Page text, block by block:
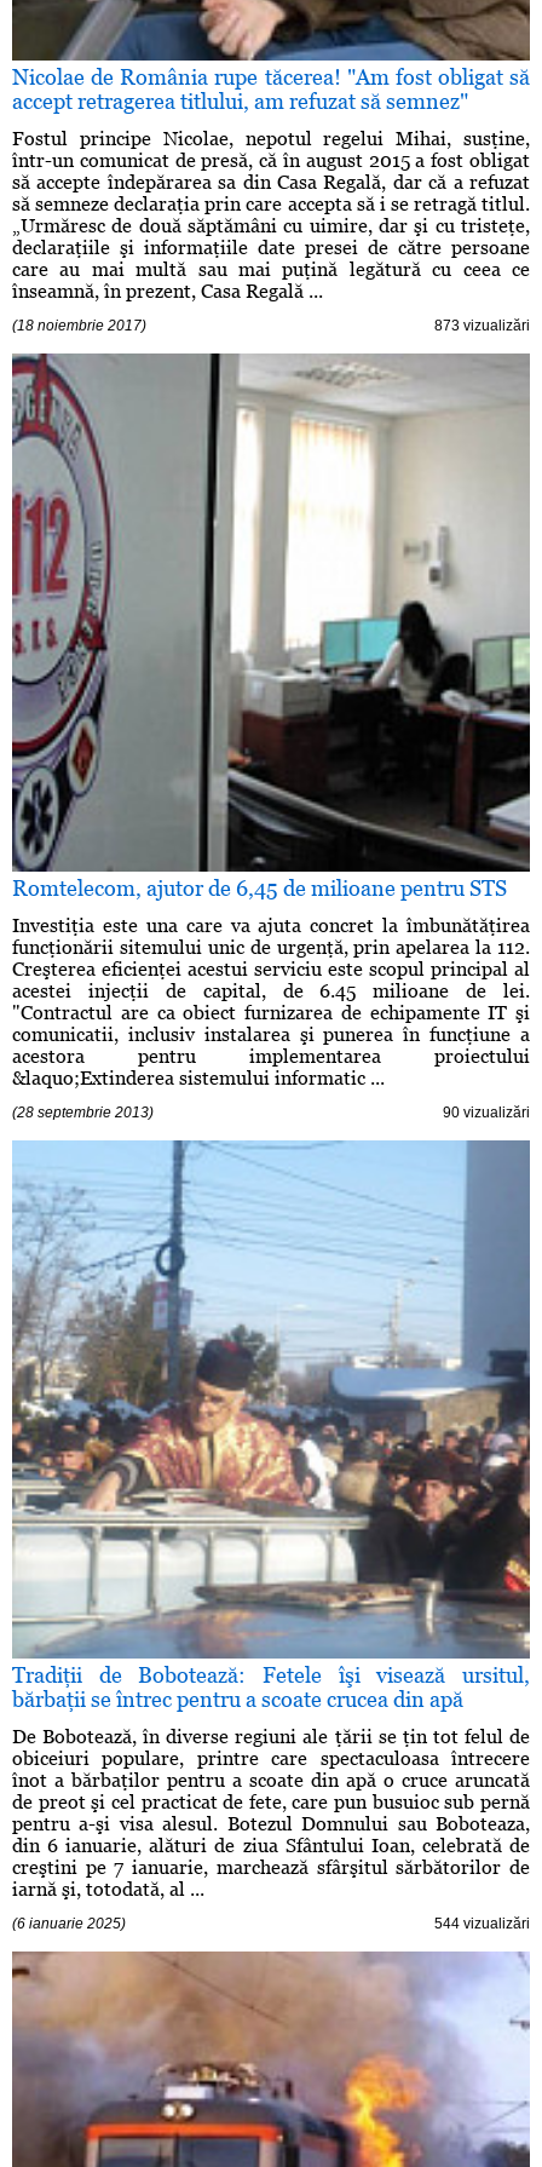
Nicolae de România rupe tăcerea! "Am fost obligat să
accept retragerea titlului, am refuzat să semnez"
Fostul principe Nicolae, nepotul regelui Mihai, susţine,
într-un comunicat de presă, că în august 2015 a fost obligat
să accepte îndepărarea sa din Casa Regală, dar că a refuzat
să semneze declaraţia prin care accepta să i se retragă titlul.
„Urmăresc de două săptămâni cu uimire, dar şi cu tristeţe,
declaraţiile şi informaţiile date presei de către persoane
care au mai multă sau mai puţină legătură cu ceea ce
înseamnă, în prezent, Casa Regală ...
(18 noiembrie 2017) 873 vizualizări
Romtelecom, ajutor de 6,45 de milioane pentru STS
Investiţia este una care va ajuta concret la îmbunătăţirea
funcţionării sitemului unic de urgenţă, prin apelarea la 112.
Creşterea eficienţei acestui serviciu este scopul principal al
acestei injecţii de capital, de 6.45 milioane de lei.
"Contractul are ca obiect furnizarea de echipamente IT şi
comunicatii, inclusiv instalarea şi punerea în funcţiune a
acestora pentru implementarea proiectului
&laquo;Extinderea sistemului informatic ...
(28 septembrie 2013) 90 vizualizări
Tradiţii de Bobotează: Fetele îşi visează ursitul,
bărbaţii se întrec pentru a scoate crucea din apă
De Bobotează, în diverse regiuni ale ţării se ţin tot felul de
obiceiuri populare, printre care spectaculoasa întrecere
înot a bărbaţilor pentru a scoate din apă o cruce aruncată
de preot şi cel practicat de fete, care pun busuioc sub pernă
pentru a-şi visa alesul. Botezul Domnului sau Boboteaza,
din 6 ianuarie, alături de ziua Sfântului Ioan, celebrată de
creştini pe 7 ianuarie, marchează sfârşitul sărbătorilor de
iarnă şi, totodată, al ...
(6 ianuarie 2025) 544 vizualizări